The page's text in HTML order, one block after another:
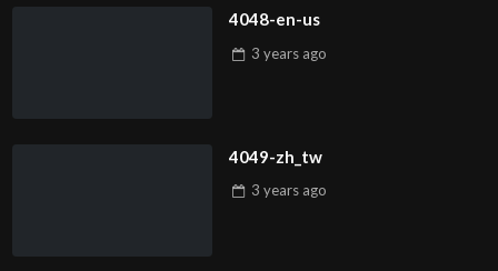
4048-en-us
3 years ago
4049-zh_tw
3 years ago